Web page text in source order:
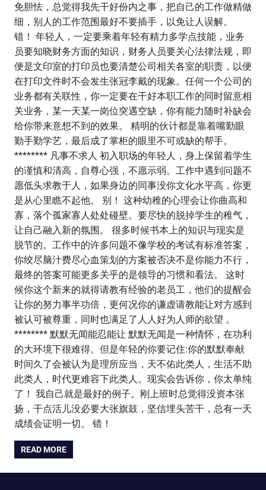
免胆怯，总觉得我先干好份内之事，把自己的工作做精做
细，别人的工作范围最好不要插手，以免让人误解。
错！ 年轻人，一定要乘着年轻有精力多学点技能，业务
员要知晓财务方面的知识，财务人员要关心法律法规，即
便是文印室的打印员也要清楚公司相关各室的职责，以便
在打印文件时不会发生张冠李戴的现象。任何一个公司的
业务都有关联性，你一定要在干好本职工作的同时留意相
关业务，某一天某一岗位突遇空缺，你有能力随时补缺会
给你带来意想不到的效果。 精明的伙计都是靠着嘴勤眼
勤手勤学艺，最后成了掌柜的眼里不可或缺的帮手。
******** 凡事不求人 初入职场的年轻人，身上保留着学生
的谨慎和清高，自尊心强，不愿示弱。工作中遇到问题不
愿低头求教于人，如果身边的同事没你文化水平高，你更
是从心里瞧不起他。 别！ 这种幼稚的心理会让你曲高和
寡，落个孤家寡人处处碰壁。要尽快的脱掉学生的稚气，
让自己融入新的氛围。 很多时候书本上的知识与现实是
脱节的。工作中的许多问题不像学校的考试有标准答案，
你绞尽脑汁费尽心血策划的方案被否决不是你能力不行，
最终的答案可能更多关乎的是领导的习惯和看法。 这时
候你这个新来的就得请教有经验的老员工，他们的提醒会
让你的努力事半功倍，更何况你的谦虚请教能让对方感到
被认可被尊重，同时也满足了人人好为人师的欲望 。
******** 默默无闻能忍能让 默默无闻是一种情怀，在功利
的大环境下很难得。但是年轻的你要记住:你的默默奉献
时间久了会被认为是理所应当，天不佑此类人，生活不助
此类人，时代更难容下此类人。现实会告诉你，你太单纯
了！ 我自己就是最好的例子。刚上班时总觉得没资本张
扬，干点活儿没必要大张旗鼓，坚信埋头苦干，总有一天
成绩会证明一切。 错！
READ MORE